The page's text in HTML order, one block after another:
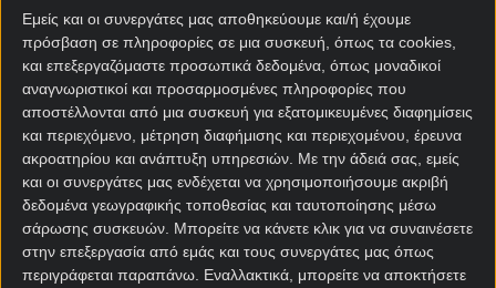
Εμείς και οι συνεργάτες μας αποθηκεύουμε και/ή έχουμε
πρόσβαση σε πληροφορίες σε μια συσκευή, όπως τα cookies,
και επεξεργαζόμαστε προσωπικά δεδομένα, όπως μοναδικοί
αναγνωριστικοί και προσαρμοσμένες πληροφορίες που
αποστέλλονται από μια συσκευή για εξατομικευμένες διαφημίσεις
και περιεχόμενο, μέτρηση διαφήμισης και περιεχομένου, έρευνα
ακροατηρίου και ανάπτυξη υπηρεσιών. Με την άδειά σας, εμείς
και οι συνεργάτες μας ενδέχεται να χρησιμοποιήσουμε ακριβή
δεδομένα γεωγραφικής τοποθεσίας και ταυτοποίησης μέσω
σάρωσης συσκευών. Μπορείτε να κάνετε κλικ για να συναινέσετε
στην επεξεργασία από εμάς και τους συνεργάτες μας όπως
περιγράφεται παραπάνω. Εναλλακτικά, μπορείτε να αποκτήσετε
Πάρτι τίτλου έστησε την Παρασκευή (16/05) η
Μπαρτσελόνα για τη μαθηματική κατάκτηση του
πρωταθλήματος της ισπανικής La Liga, με τον Χάνζι
Φλικ να αποκαλύπτει ότι υπήρξαν ποδοσφαιριστές
που ξενύχτησαν μετά την παρέλαση με ανοιχτό
λεωφορείο, οπότε είναι πιθανό να κάνει αλλαγές
στην ενδεκάδα ενόψει του (αδιάφορου
βαθμολογικά) αγώνα με τη Βιγιαρεάλ, μετά το τέλος
του οποίου θα γίνει και η απονομή του τροπαίου
των πρωταθλητών.